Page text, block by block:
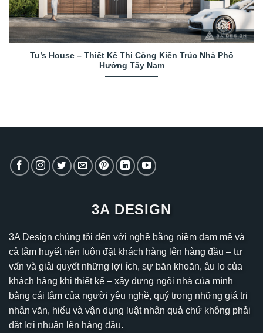
Tu’s House – Thiết Kế Thi Công Kiến Trúc Nhà Phố
Hướng Tây Nam
3A DESIGN
3A Design chúng tôi đến với nghề bằng niềm đam mê và
cả tâm huyết nên luôn đặt khách hàng lên hàng đầu – tư
vấn và giải quyết những lợi ích, sự băn khoăn, âu lo của
khách hàng khi thiết kế – xây dựng ngôi nhà của mình
bằng cái tâm của người yêu nghề, quý trọng những giá trị
nhân văn, hiểu và vận dụng luật nhân quả chứ không phải
đặt lợi nhuận lên hàng đầu.